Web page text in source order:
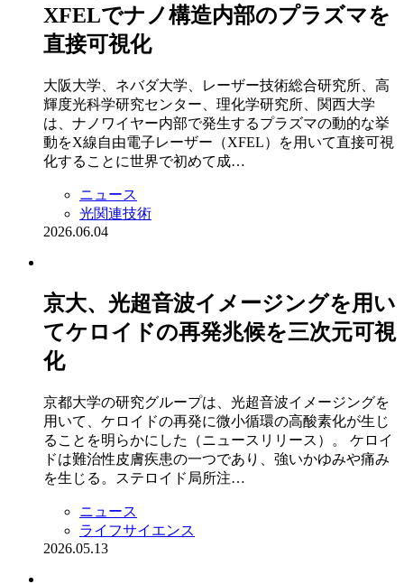
XFELでナノ構造内部のプラズマを
直接可視化
大阪大学、ネバダ大学、レーザー技術総合研究所、高
輝度光科学研究センター、理化学研究所、関西大学
は、ナノワイヤー内部で発生するプラズマの動的な挙
動をX線自由電子レーザー（XFEL）を用いて直接可視
化することに世界で初めて成…
ニュース
光関連技術
2026.06.04
京大、光超音波イメージングを用い
てケロイドの再発兆候を三次元可視
化
京都大学の研究グループは、光超音波イメージングを
用いて、ケロイドの再発に微小循環の高酸素化が生じ
ることを明らかにした（ニュースリリース）。 ケロイ
ドは難治性皮膚疾患の一つであり、強いかゆみや痛み
を生じる。ステロイド局所注…
ニュース
ライフサイエンス
2026.05.13